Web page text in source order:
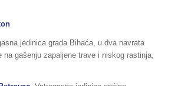
jedinica grada Bihaća, u dva navrata
na gašenju zapaljene trave i niskog rastinja,